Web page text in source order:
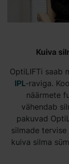
Kuiva
OptiLIFTi saab
IPL‑raviga.
näärmete
vähendab
pakuvad
silmade
kuiva silma